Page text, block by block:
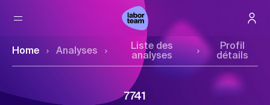
Home Analyses
Liste des
analyses
Profil
détails
7741